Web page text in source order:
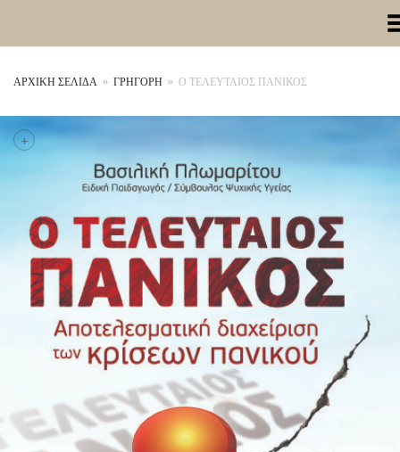
Toggle
ΑΡΧΙΚΉ ΣΕΛΊΔΑ » ΓΡΗΓΟΡΗ » Ο ΤΕΛΕΥΤΑΙΟΣ ΠΑΝΙΚΟΣ
+